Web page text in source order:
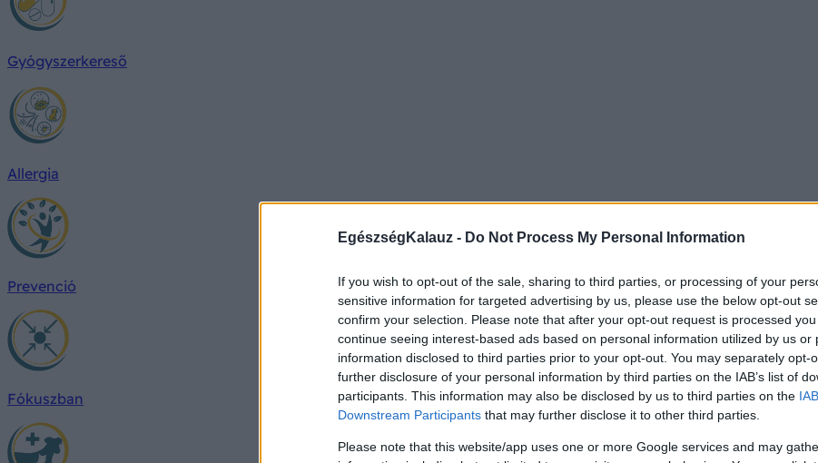
EgészségKalauz - Do Not Process My Personal Information
If you wish to opt-out of the sale, sharing to third parties, or processing of your
sensitive information for targeted advertising by us, please use the below opt-out
confirm your selection. Please note that after your opt-out request is processed
continue seeing interest-based ads based on personal information utilized by us or
information disclosed to third parties prior to your opt-out. You may separately opt-
further disclosure of your personal information by third parties on the IAB’s list of
participants. This information may also be disclosed by us to third parties on the
Downstream Participants that may further disclose it to other third parties.
Please note that this website/app uses one or more Google services and may
Gyógyszerkereső
Allergia
Prevenció
Fókuszban